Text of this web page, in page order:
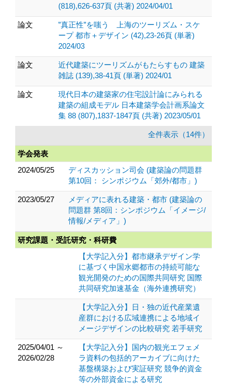
(818),626-637頁 (共著) 2024/04/01
論文
”真正性”を嗤う 上海のツーリズム・スケ
ープ 都市＋デザイン (42),23-26頁 (単著)
2024/03
論文
近代建築にツーリズムがもたらすもの 建築
雑誌 (139),38-41頁 (単著) 2024/01
論文
現代日本の建築家の住宅設計論にみられる
建築の組成モデル 日本建築学会計画系論文
集 88 (807),1837-1847頁 (共著) 2023/05/01
全件表示（14件）
学会発表
2024/05/25
ディスカッション司会 (建築論の問題群
第10回： シンポジウム「郊外/都市」)
2023/05/27
メディアに表れる建築・都市 (建築論の
問題群 第8回：シンポジウム「イメージ/
情報/メディア」)
研究課題・受託研究・科研費
【大学記入分】都市継承デザイン学
に基づく中国水郷都市の持続可能な
観光開発のための国際共同研究 国際
共同研究加速基金（海外連携研究）
【大学記入分】日・独の近代産業遺
産群における広域連携による地域イ
メージデザインの比較研究 若手研究
2025/04/01 ～
2026/02/28
【大学記入分】国内の観光エフェメ
ラ資料の包括的アーカイブに向けた
基盤構築および実証研究 競争的資金
等の外部資金による研究